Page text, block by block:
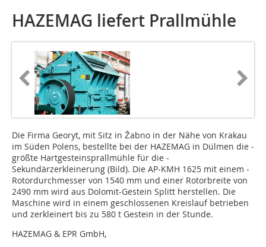
HAZEMAG liefert Prallmühle
Die Firma Georyt, mit Sitz in Žabno in der Nähe von Krakau
im Süden Polens, bestellte bei der HAZEMAG in Dülmen die ­
größte Hartgesteinsprallmühle für die ­
Sekundärzerkleinerung (Bild). Die AP-KMH 1625 mit einem ­
Rotordurchmesser von 1540 mm und einer Rotorbreite von
2490 mm wird aus Dolomit-Gestein Splitt herstellen. Die
Maschine wird in einem geschlossenen Kreislauf betrieben
und zerkleinert bis zu 580 t Gestein in der Stunde.
HAZEMAG & EPR GmbH,